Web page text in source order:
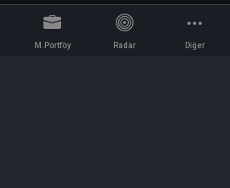
M.Portföy Radar Diğer